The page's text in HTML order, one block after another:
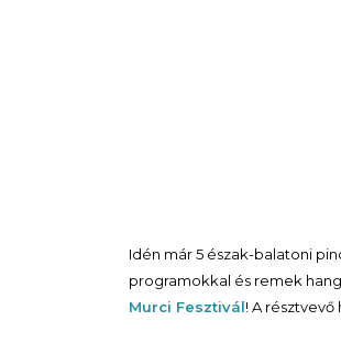
Idén már 5 észak-balatoni
programokkal és remek
Murci Fesztivál! A